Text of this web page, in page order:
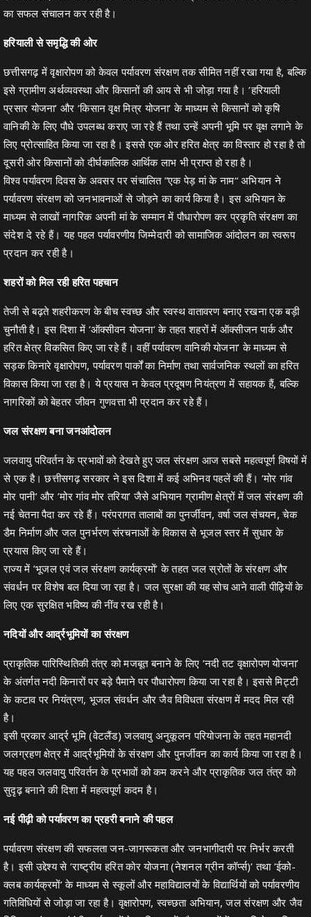
का सफल संचालन कर रही है।
हरियाली से समृद्धि की ओर
छत्तीसगढ़ में वृक्षारोपण को केवल पर्यावरण संरक्षण तक सीमित नहीं रखा गया है, बल्कि
इसे ग्रामीण अर्थव्यवस्था और किसानों की आय से भी जोड़ा गया है। ’हरियाली
प्रसार योजना’ और ’किसान वृक्ष मित्र योजना’ के माध्यम से किसानों को कृषि
वानिकी के लिए पौधे उपलब्ध कराए जा रहे हैं तथा उन्हें अपनी भूमि पर वृक्ष लगाने के
लिए प्रोत्साहित किया जा रहा है। इससे एक ओर हरित क्षेत्र का विस्तार हो रहा है तो
दूसरी ओर किसानों को दीर्घकालिक आर्थिक लाभ भी प्राप्त हो रहा है।
विश्व पर्यावरण दिवस के अवसर पर संचालित ”एक पेड़ मां के नाम“ अभियान ने
पर्यावरण संरक्षण को जनभावनाओं से जोड़ने का कार्य किया है। इस अभियान के
माध्यम से लाखों नागरिक अपनी मां के सम्मान में पौधारोपण कर प्रकृति संरक्षण का
संदेश दे रहे हैं। यह पहल पर्यावरणीय जिम्मेदारी को सामाजिक आंदोलन का स्वरूप
प्रदान कर रही है।
शहरों को मिल रही हरित पहचान
तेजी से बढ़ते शहरीकरण के बीच स्वच्छ और स्वस्थ वातावरण बनाए रखना एक बड़ी
चुनौती है। इस दिशा में ’ऑक्सीवन योजना’ के तहत शहरों में ऑक्सीजन पार्क और
हरित क्षेत्र विकसित किए जा रहे हैं। वहीं पर्यावरण वानिकी योजना’ के माध्यम से
सड़क किनारे वृक्षारोपण, पर्यावरण पार्कों का निर्माण तथा सार्वजनिक स्थलों का हरित
विकास किया जा रहा है। ये प्रयास न केवल प्रदूषण नियंत्रण में सहायक हैं, बल्कि
नागरिकों को बेहतर जीवन गुणवत्ता भी प्रदान कर रहे हैं।
जल संरक्षण बना जनआंदोलन
जलवायु परिवर्तन के प्रभावों को देखते हुए जल संरक्षण आज सबसे महत्वपूर्ण विषयों में
से एक है। छत्तीसगढ़ सरकार ने इस दिशा में कई अभिनव पहलें की हैं। ’मोर गांव
मोर पानी’ और ’मोर गांव मोर तरिया’ जैसे अभियान ग्रामीण क्षेत्रों में जल संरक्षण की
नई चेतना पैदा कर रहे हैं। परंपरागत तालाबों का पुनर्जीवन, वर्षा जल संचयन, चेक
डैम निर्माण और जल पुनर्भरण संरचनाओं के विकास से भूजल स्तर में सुधार के
प्रयास किए जा रहे हैं।
राज्य में ’भूजल एवं जल संरक्षण कार्यक्रमों’ के तहत जल स्रोतों के संरक्षण और
संवर्धन पर विशेष बल दिया जा रहा है। जल सुरक्षा की यह सोच आने वाली पीढ़ियों के
लिए एक सुरक्षित भविष्य की नींव रख रही है।
नदियों और आर्द्रभूमियों का संरक्षण
प्राकृतिक पारिस्थितिकी तंत्र को मजबूत बनाने के लिए ’नदी तट वृक्षारोपण योजना’
के अंतर्गत नदी किनारों पर बड़े पैमाने पर पौधारोपण किया जा रहा है। इससे मिट्टी
के कटाव पर नियंत्रण, भूजल संवर्धन और जैव विविधता संरक्षण में मदद मिल रही
है।
इसी प्रकार आर्द्र भूमि (वेटलैंड) जलवायु अनुकूलन परियोजना के तहत महानदी
जलग्रहण क्षेत्र में आर्द्रभूमियों के संरक्षण और पुनर्जीवन का कार्य किया जा रहा है।
यह पहल जलवायु परिवर्तन के प्रभावों को कम करने और प्राकृतिक जल तंत्र को
सुदृढ़ बनाने की दिशा में महत्वपूर्ण कदम है।
नई पीढ़ी को पर्यावरण का प्रहरी बनाने की पहल
पर्यावरण संरक्षण की सफलता जन-जागरूकता और जनभागीदारी पर निर्भर करती
है। इसी उद्देश्य से ’राष्ट्रीय हरित कोर योजना (नेशनल ग्रीन कॉर्प्स)’ तथा ’ईको-
क्लब कार्यक्रमों’ के माध्यम से स्कूलों और महाविद्यालयों के विद्यार्थियों को पर्यावरणीय
गतिविधियों से जोड़ा जा रहा है। वृक्षारोपण, स्वच्छता अभियान, जल संरक्षण और जैव